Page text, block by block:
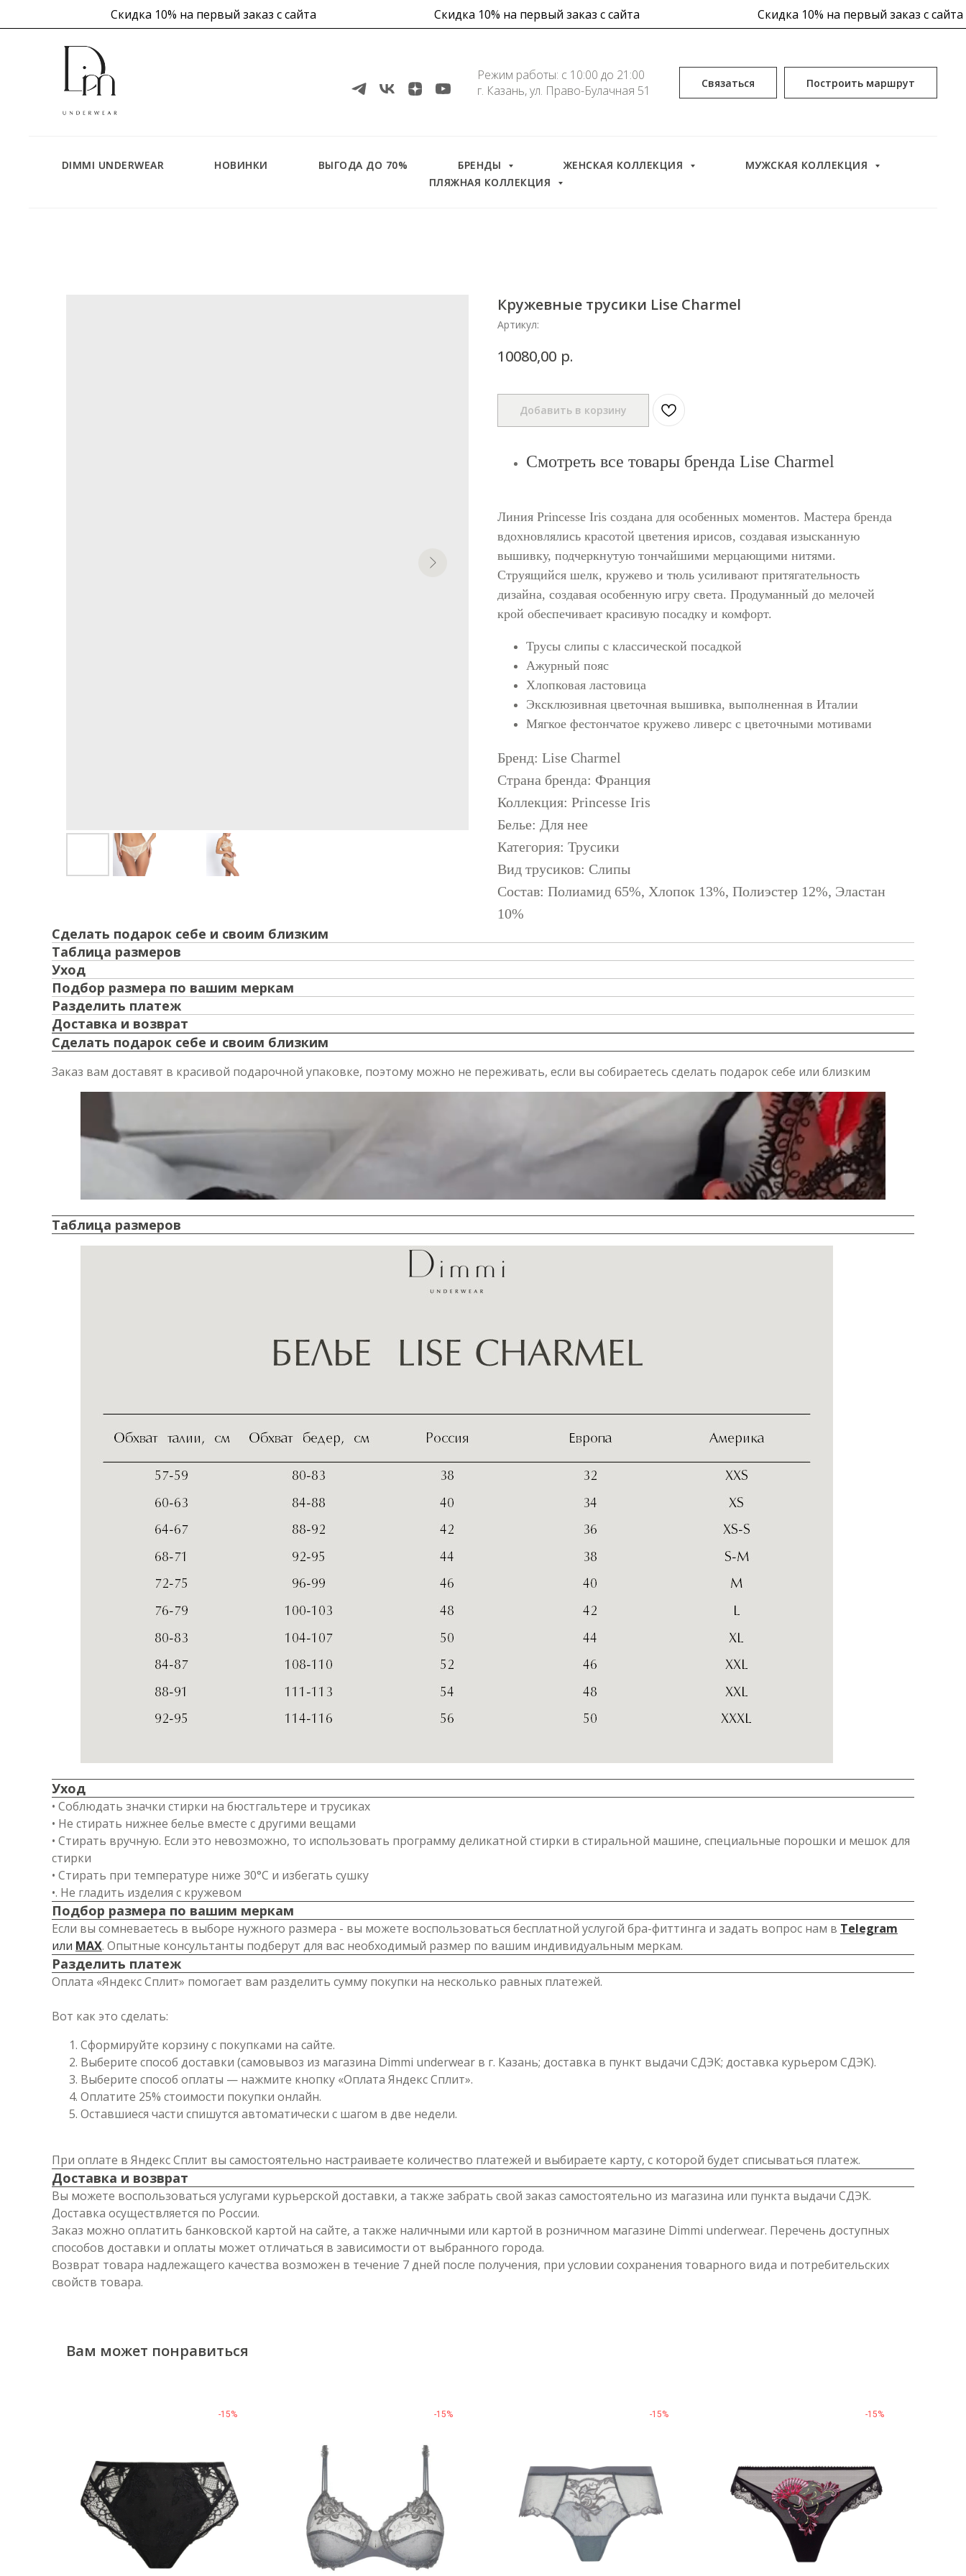
Скидка 10% на первый заказ с сайта Скидка 10% на первый заказ с сайта Скидка 10% на первый заказ с сайта
Скидка 10% на первый заказ уже в корзине
Режим работы: с 10:00 до 21:00
г. Казань, ул. Право-Булачная 51
Связаться Построить маршрут
DIMMI UNDERWEAR НОВИНКИ ВЫГОДА ДО 70% БРЕНДЫ ЖЕНСКАЯ КОЛЛЕКЦИЯ
МУЖСКАЯ КОЛЛЕКЦИЯ
ПЛЯЖНАЯ КОЛЛЕКЦИЯ
Кружевные трусики Lise Charmel
Артикул:
10080,00 р.
Добавить в корзину
Смотреть все товары бренда Lise Charmel
Линия Princesse Iris создана для особенных моментов. Мастера бренда
вдохновлялись красотой цветения ирисов, создавая изысканную
вышивку, подчеркнутую тончайшими мерцающими нитями.
Струящийся шелк, кружево и тюль усиливают притягательность
дизайна, создавая особенную игру света. Продуманный до мелочей
крой обеспечивает красивую посадку и комфорт.
Трусы слипы с классической посадкой
Ажурный пояс
Хлопковая ластовица
Эксклюзивная цветочная вышивка, выполненная в Италии
Мягкое фестончатое кружево ливерс с цветочными мотивами
Бренд: Lise Charmel
Страна бренда: Франция
Коллекция: Princesse Iris
Белье: Для нее
Категория: Трусики
Вид трусиков: Слипы
Состав: Полиамид 65%, Хлопок 13%, Полиэстер 12%, Эластан
10%
Сделать подарок себе и своим близким
Таблица размеров
Уход
Подбор размера по вашим меркам
Разделить платеж
Доставка и возврат
Сделать подарок себе и своим близким
Заказ вам доставят в красивой подарочной упаковке, поэтому можно не переживать, если вы собираетесь сделать подарок себе или близким
Таблица размеров
Уход
• Соблюдать значки стирки на бюстгальтере и трусиках
• Не стирать нижнее белье вместе с другими вещами
• Стирать вручную. Если это невозможно, то использовать программу деликатной стирки в стиральной машине, специальные порошки и мешок для
стирки
• Стирать при температуре ниже 30°C и избегать сушку
•. Не гладить изделия с кружевом
Подбор размера по вашим меркам
Если вы сомневаетесь в выборе нужного размера - вы можете воспользоваться бесплатной услугой бра-фиттинга и задать вопрос нам в Telegram
или MAX. Опытные консультанты подберут для вас необходимый размер по вашим индивидуальным меркам.
Разделить платеж
Оплата «Яндекс Сплит» помогает вам разделить сумму покупки на несколько равных платежей.
Вот как это сделать:
Сформируйте корзину с покупками на сайте.
Выберите способ доставки (самовывоз из магазина Dimmi underwear в г. Казань; доставка в пункт выдачи СДЭК; доставка курьером СДЭК).
Выберите способ оплаты — нажмите кнопку «Оплата Яндекс Сплит».
Оплатите 25% стоимости покупки онлайн.
Оставшиеся части спишутся автоматически с шагом в две недели.
При оплате в Яндекс Сплит вы самостоятельно настраиваете количество платежей и выбираете карту, с которой будет списываться платеж.
Доставка и возврат
Вы можете воспользоваться услугами курьерской доставки, а также забрать свой заказ самостоятельно из магазина или пункта выдачи СДЭК.
Доставка осуществляется по России.
Заказ можно оплатить банковской картой на сайте, а также наличными или картой в розничном магазине Dimmi underwear. Перечень доступных
способов доставки и оплаты может отличаться в зависимости от выбранного города.
Возврат товара надлежащего качества возможен в течение 7 дней после получения, при условии сохранения товарного вида и потребительских
свойств товара.
Вам может понравиться
-15% -15% -15% -15%